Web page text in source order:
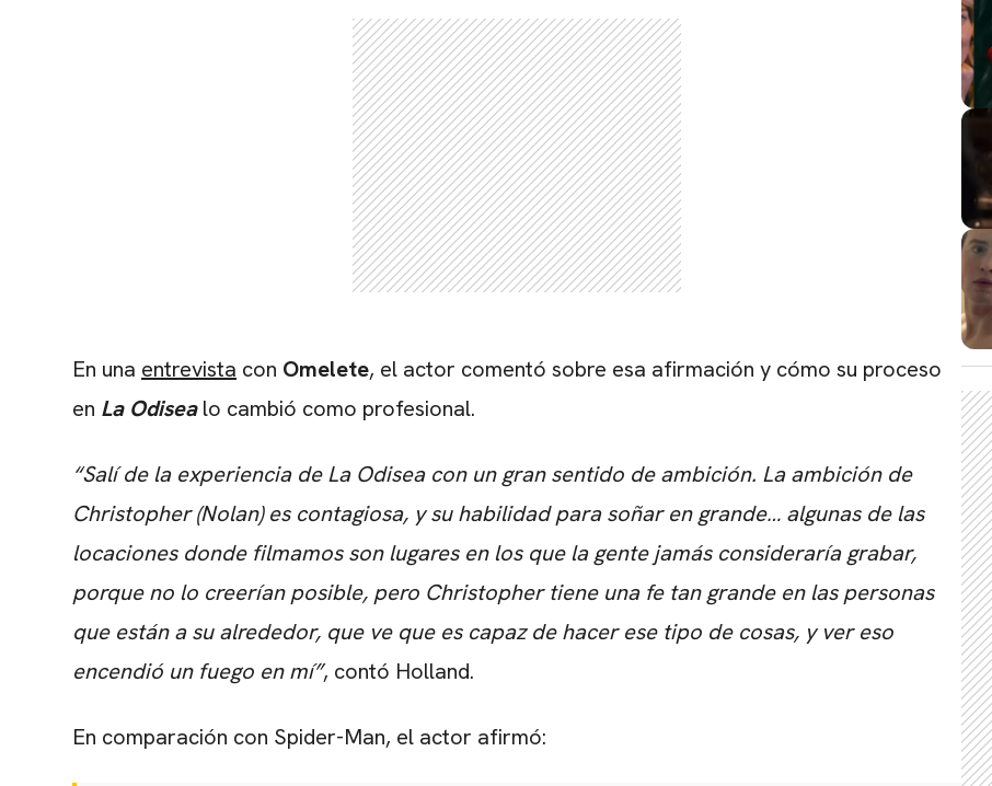
En una entrevista con Omelete, el actor comentó sobre esa afirmación y cómo su proceso
en La Odisealo cambió como profesional.
“Salí de la experiencia de La Odisea con un gran sentido de ambición. La ambición de
Christopher (Nolan) es contagiosa, y su habilidad para soñar en grande… algunas de las
locaciones donde filmamos son lugares en los que la gente jamás consideraría grabar,
porque no lo creerían posible, pero Christopher tiene una fe tan grande en las personas
que están a su alrededor, que ve que es capaz de hacer ese tipo de cosas, y ver eso
encendió un fuego en mí”, contó Holland.
En comparación con Spider-Man, el actor afirmó:
CARREGANDO PUBLICIDADE